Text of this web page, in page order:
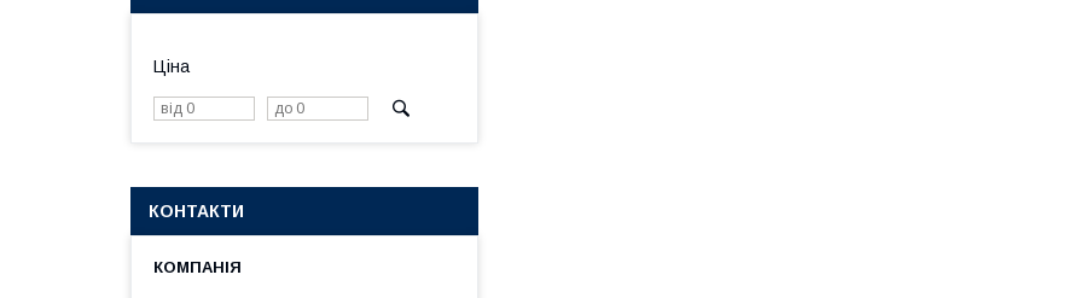
Ціна
КОНТАКТИ